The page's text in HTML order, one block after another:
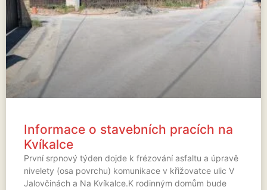
Informace o stavebních pracích na
Kvíkalce
První srpnový týden dojde k frézování asfaltu a úpravě
nivelety (osa povrchu) komunikace v křižovatce ulic V
Jalovčinách a Na Kvíkalce.K rodinným domům bude